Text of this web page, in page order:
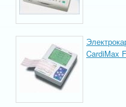
CardiMax